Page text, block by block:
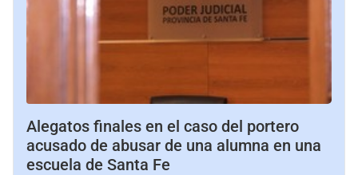
Alegatos finales en el caso del portero
acusado de abusar de una alumna en una
escuela de Santa Fe